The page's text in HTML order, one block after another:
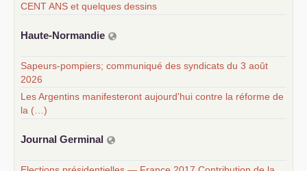
CENT ANS et quelques dessins
Haute-Normandie
Sapeurs-pompiers; communiqué des syndicats du 3 août
2026
Les Argentins manifesteront aujourd'hui contre la réforme de
la (…)
Journal Germinal